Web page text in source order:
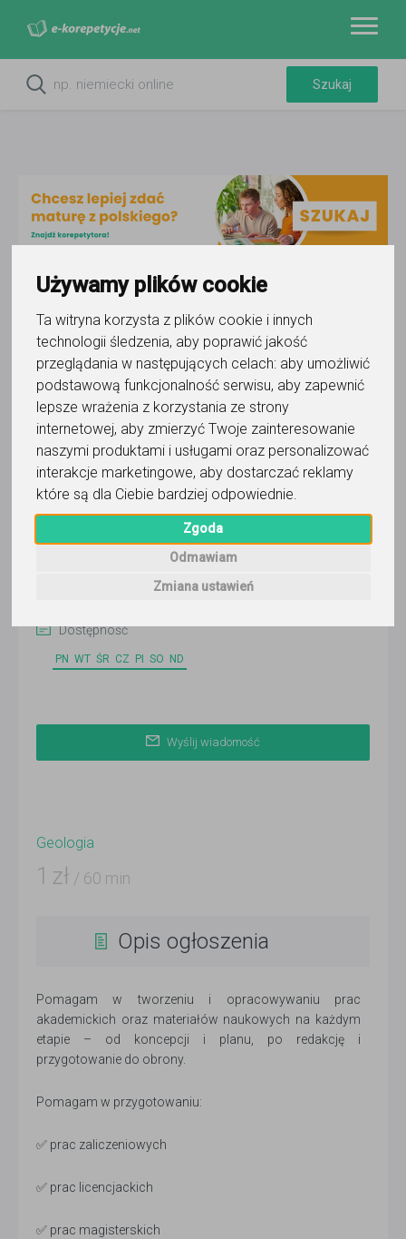
Używamy plików cookie
Ta witryna korzysta z plików cookie i innych
technologii śledzenia, aby poprawić jakość
przeglądania w następujących celach: aby umożliwić
podstawową funkcjonalność serwisu, aby zapewnić
lepsze wrażenia z korzystania ze strony
internetowej, aby zmierzyć Twoje zainteresowanie
naszymi produktami i usługami oraz personalizować
interakcje marketingowe, aby dostarczać reklamy
które są dla Ciebie bardziej odpowiednie.
Zgoda
Odmawiam
Zmiana ustawień
Oznacz wystąpienie kontaktu
Pamela
Korepetytor prowadzi zajęcia online
Dostępność
PN WT ŚR CZ PI SO ND
Wyślij wiadomość
Geologia
1 zł / 60 min
Opis ogłoszenia
Pomagam w tworzeniu i opracowywaniu prac
akademickich oraz materiałów naukowych na każdym
etapie – od koncepcji i planu, po redakcję i
przygotowanie do obrony.
Pomagam w przygotowaniu:
✅ prac zaliczeniowych
✅ prac licencjackich
✅ prac magisterskich